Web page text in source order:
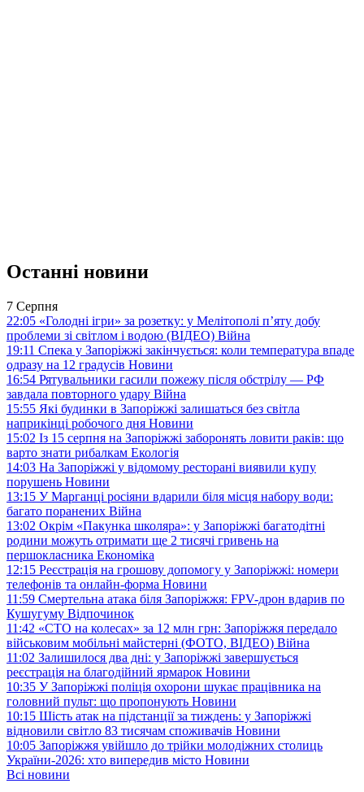
Останні новини
7 Серпня
22:05 «Голодні ігри» за розетку: у Мелітополі п’яту добу
проблеми зі світлом і водою (ВІДЕО) Війна
19:11 Спека у Запоріжжі закінчується: коли температура впаде
одразу на 12 градусів Новини
16:54 Рятувальники гасили пожежу після обстрілу — РФ
завдала повторного удару Війна
15:55 Які будинки в Запоріжжі залишаться без світла
наприкінці робочого дня Новини
15:02 Із 15 серпня на Запоріжжі заборонять ловити раків: що
варто знати рибалкам Екологія
14:03 На Запоріжжі у відомому ресторані виявили купу
порушень Новини
13:15 У Марганці росіяни вдарили біля місця набору води:
багато поранених Війна
13:02 Окрім «Пакунка школяра»: у Запоріжжі багатодітні
родини можуть отримати ще 2 тисячі гривень на
першокласника Економіка
12:15 Реєстрація на грошову допомогу у Запоріжжі: номери
телефонів та онлайн-форма Новини
11:59 Смертельна атака біля Запоріжжя: FPV-дрон вдарив по
Кушугуму Відпочинок
11:42 «СТО на колесах» за 12 млн грн: Запоріжжя передало
військовим мобільні майстерні (ФОТО, ВІДЕО) Війна
11:02 Залишилося два дні: у Запоріжжі завершується
реєстрація на благодійний ярмарок Новини
10:35 У Запоріжжі поліція охорони шукає працівника на
головний пульт: що пропонують Новини
10:15 Шість атак на підстанції за тиждень: у Запоріжжі
відновили світло 83 тисячам споживачів Новини
10:05 Запоріжжя увійшло до трійки молодіжних столиць
України-2026: хто випередив місто Новини
Всі новини